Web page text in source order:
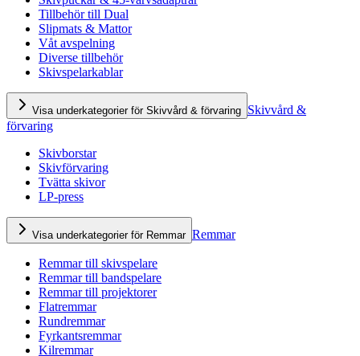
Tillbehör till Dual
Slipmats & Mattor
Våt avspelning
Diverse tillbehör
Skivspelarkablar
Visa underkategorier för Skivvård & förvaring Skivvård &
förvaring
Skivborstar
Skivförvaring
Tvätta skivor
LP-press
Visa underkategorier för Remmar Remmar
Remmar till skivspelare
Remmar till bandspelare
Remmar till projektorer
Flatremmar
Rundremmar
Fyrkantsremmar
Kilremmar